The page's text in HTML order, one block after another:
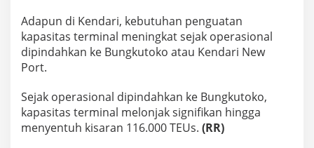
Adapun di Kendari, kebutuhan penguatan
kapasitas terminal meningkat sejak operasional
dipindahkan ke Bungkutoko atau Kendari New
Port.
Sejak operasional dipindahkan ke Bungkutoko,
kapasitas terminal melonjak signifikan hingga
menyentuh kisaran 116.000 TEUs. (RR)